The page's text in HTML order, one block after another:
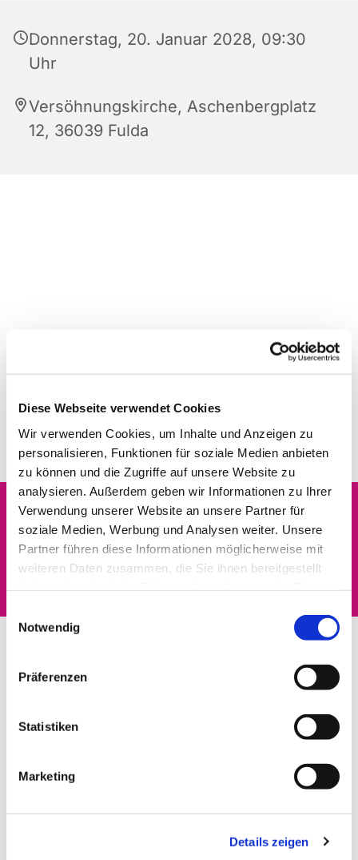
Diese Webseite verwendet Cookies
Wir verwenden Cookies, um Inhalte und Anzeigen zu
personalisieren, Funktionen für soziale Medien anbieten
zu können und die Zugriffe auf unsere Website zu
analysieren. Außerdem geben wir Informationen zu Ihrer
Verwendung unserer Website an unsere Partner für
soziale Medien, Werbung und Analysen weiter. Unsere
Partner führen diese Informationen möglicherweise mit
weiteren Daten zusammen, die Sie ihnen bereitgestellt
Notwendig
Präferenzen
Statistiken
Marketing
Details zeigen
Donnerstag, 20. Januar 2028, 09:30
Uhr
Versöhnungskirche, Aschenbergplatz
12, 36039 Fulda
Dies könnte Sie auch
interessieren